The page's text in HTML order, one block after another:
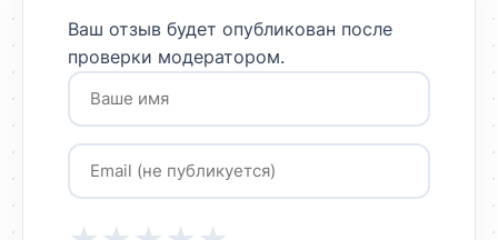
Ваш отзыв будет опубликован после
проверки модератором.